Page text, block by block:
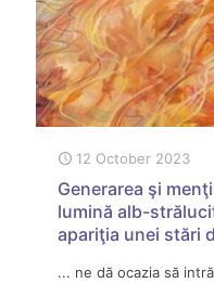
12 October 2023
Generarea şi
lumină alb-
apariţia unei stări
... ne dă ocazia să